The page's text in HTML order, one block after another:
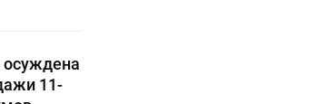
осуждена
11-